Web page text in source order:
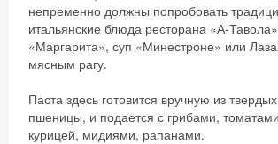
непременно должны попробовать
итальянские блюда ресторана «А-
«Маргарита», суп «Минестроне» или
мясным рагу.
Паста здесь готовится вручную из
пшеницы, и подается с грибами,
курицей, мидиями, рапанами.